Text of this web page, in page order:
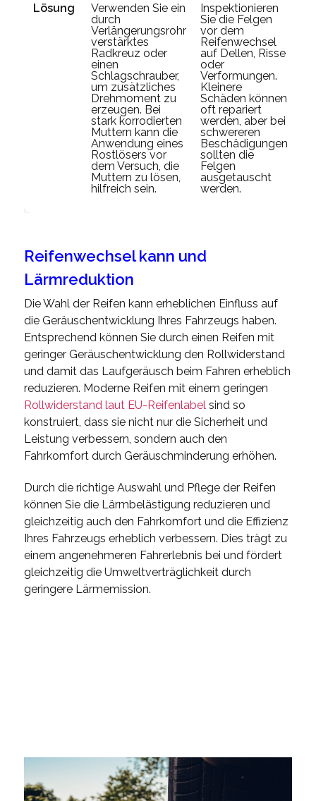
Lösung
Verwenden Sie ein
durch
Verlängerungsrohr
verstärktes
Radkreuz oder
einen
Schlagschrauber,
um zusätzliches
Drehmoment zu
erzeugen. Bei
stark korrodierten
Muttern kann die
Anwendung eines
Rostlösers vor
dem Versuch, die
Muttern zu lösen,
hilfreich sein.
Inspektionieren
Sie die Felgen
vor dem
Reifenwechsel
auf Dellen, Risse
oder
Verformungen.
Kleinere
Schäden können
oft repariert
werden, aber bei
schwereren
Beschädigungen
sollten die
Felgen
ausgetauscht
werden.
Reifenwechsel kann und
Lärmreduktion
Die Wahl der Reifen kann erheblichen Einfluss auf
die Geräuschentwicklung Ihres Fahrzeugs haben.
Entsprechend können Sie durch einen Reifen mit
geringer Geräuschentwicklung den Rollwiderstand
und damit das Laufgeräusch beim Fahren erheblich
reduzieren. Moderne Reifen mit einem geringen
Rollwiderstand laut EU-Reifenlabel sind so
konstruiert, dass sie nicht nur die Sicherheit und
Leistung verbessern, sondern auch den
Fahrkomfort durch Geräuschminderung erhöhen.
Durch die richtige Auswahl und Pflege der Reifen
können Sie die Lärmbelästigung reduzieren und
gleichzeitig auch den Fahrkomfort und die Effizienz
Ihres Fahrzeugs erheblich verbessern. Dies trägt zu
einem angenehmeren Fahrerlebnis bei und fördert
gleichzeitig die Umweltverträglichkeit durch
geringere Lärmemission.